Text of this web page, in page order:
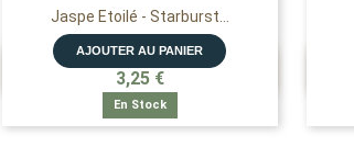
Jaspe Etoilé - Starburst...
AJOUTER AU PANIER
3,25 €
En Stock
APERÇU RAPIDE